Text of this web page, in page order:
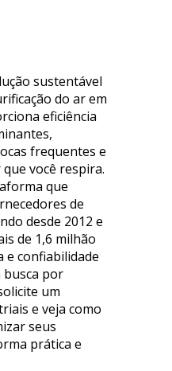
sustentável
do ar em
eficiência
frequentes e
você respira.
que
de
desde 2012 e
de 1,6 milhão
e confiabilidade
busca por
um
e veja como
seus
prática e